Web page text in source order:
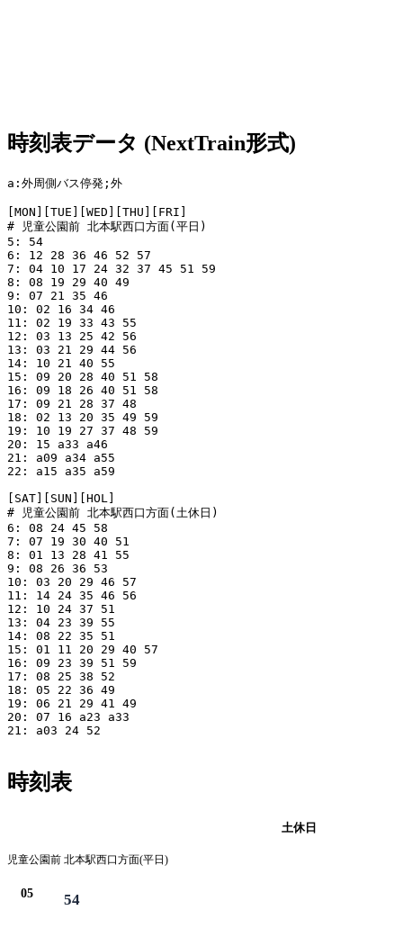
時刻表データ (NextTrain形式)
a:外周側バス停発;外
[MON][TUE][WED][THU][FRI]
# 児童公園前 北本駅西口方面(平日)
5: 54
6: 12 28 36 46 52 57
7: 04 10 17 24 32 37 45 51 59
8: 08 19 29 40 49
9: 07 21 35 46
10: 02 16 34 46
11: 02 19 33 43 55
12: 03 13 25 42 56
13: 03 21 29 44 56
14: 10 21 40 55
15: 09 20 28 40 51 58
16: 09 18 26 40 51 58
17: 09 21 28 37 48
18: 02 13 20 35 49 59
19: 10 19 27 37 48 59
20: 15 a33 a46
21: a09 a34 a55
22: a15 a35 a59
[SAT][SUN][HOL]
# 児童公園前 北本駅西口方面(土休日)
6: 08 24 45 58
7: 07 19 30 40 51
8: 01 13 28 41 55
9: 08 26 36 53
10: 03 20 29 46 57
11: 14 24 35 46 56
12: 10 24 37 51
13: 04 23 39 55
14: 08 22 35 51
15: 01 11 20 29 40 57
16: 09 23 39 51 59
17: 08 25 38 52
18: 05 22 36 49
19: 06 21 29 41 49
20: 07 16 a23 a33
21: a03 24 52
時刻表
土休日
児童公園前 北本駅西口方面(平日)
05 54